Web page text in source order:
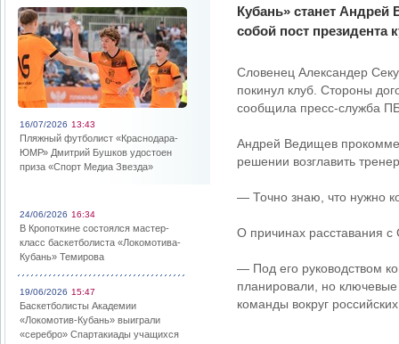
16/07/2026 13:43
Пляжный футболист «Краснодара-
ЮМР» Дмитрий Бушков удостоен
приза «Спорт Медиа Звезда»
24/06/2026 16:34
В Кропоткине состоялся мастер-
класс баскетболиста «Локомотива-
Кубань» Темирова
19/06/2026 15:47
Баскетболисты Академии
«Локомотив-Кубань» выиграли
«серебро» Спартакиады учащихся
Кубань» станет Андрей
собой пост президента
Словенец Александер
покинул клуб. Стороны
сообщила пресс-служба
Андрей Ведищев
решении возглавить
— Точно знаю, что нужно
О причинах расставания
— Под его руководством
планировали, но
команды вокруг